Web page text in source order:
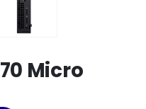
Micro